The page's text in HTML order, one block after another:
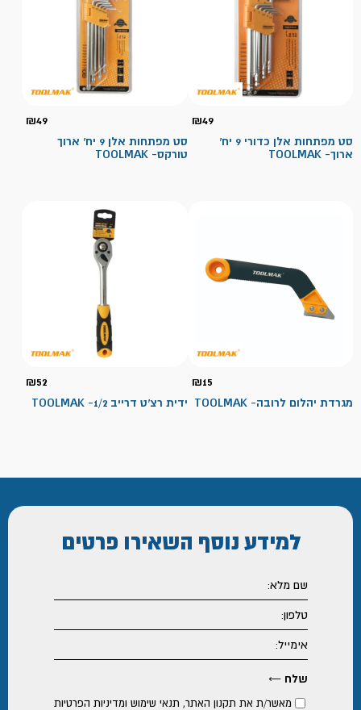
₪49
סט מפתחות אלן כדורי 9 יח'
ארוך- TOOLMAK
₪49
סט מפתחות אלן 9 יח' ארוך
טורקס- TOOLMAK
₪15
מגרדת יהלום לרובה- TOOLMAK
₪52
ידית רצ'ט דרייב 1/2- TOOLMAK
למידע נוסף השאירו פרטים
מאשר/ת את תקנון האתר, תנאי שימוש ומדיניות הפרטיות